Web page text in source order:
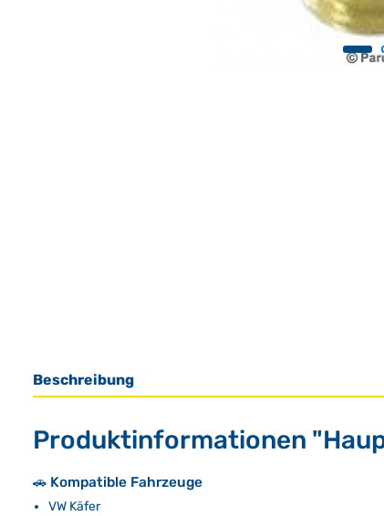
Beschreibung
Produktinformationen
🚗 Kompatible Fahrzeuge
VW Käfer